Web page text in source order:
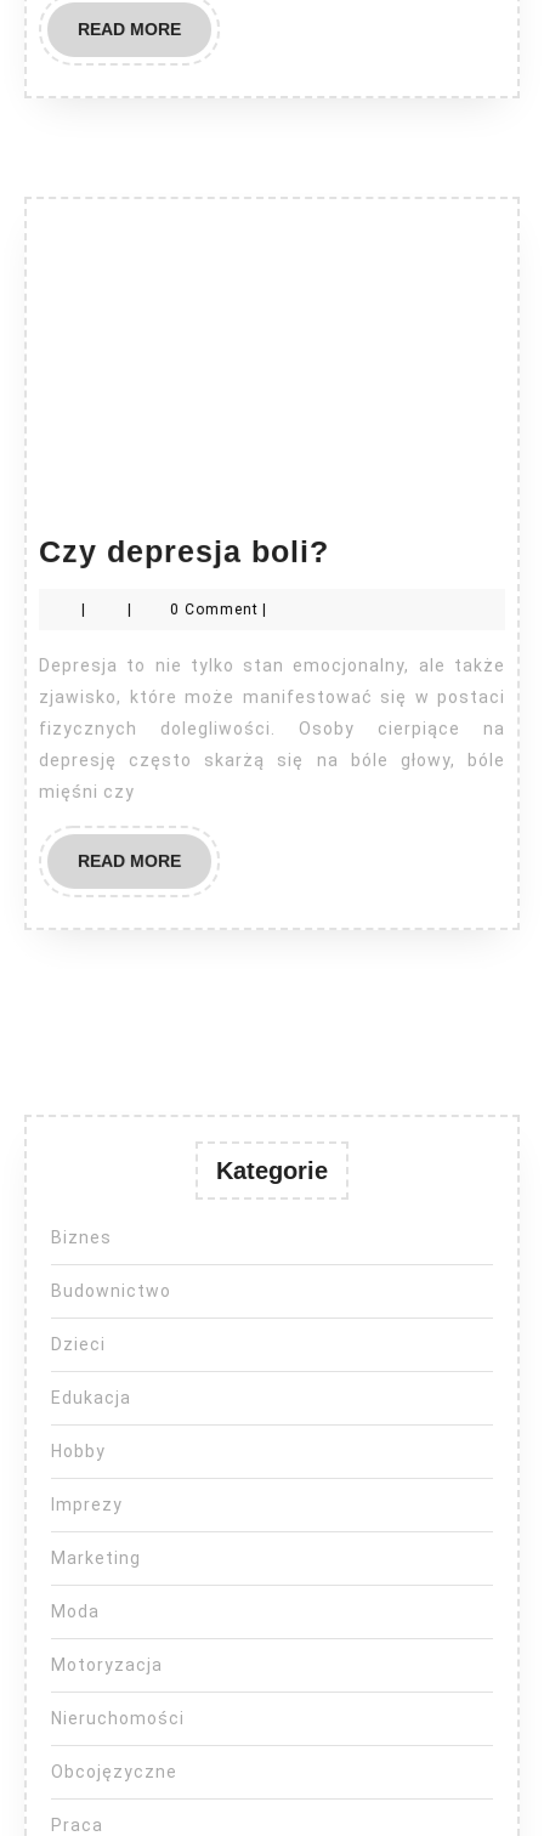
READ MOREREAD
MORE
Czy depresja boli?
0 Comment
Depresja to nie tylko stan emocjonalny, ale także
zjawisko, które może manifestować się w postaci
fizycznych dolegliwości. Osoby cierpiące na
depresję często skarżą się na bóle głowy, bóle
mięśni czy
READ MOREREAD
MORE
Kategorie
Biznes
Budownictwo
Dzieci
Edukacja
Hobby
Imprezy
Marketing
Moda
Motoryzacja
Nieruchomości
Obcojęzyczne
Praca